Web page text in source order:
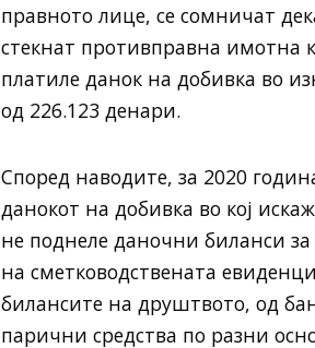
правното лице, се сомничат
стекнат противправна имотна
платиле данок на добивка во
од 226.123 денари.
Според наводите, за 2020
данокот на добивка во кој
не поднеле даночни биланси
на сметководствената
билансите на друштвото, од
парични средства по разни